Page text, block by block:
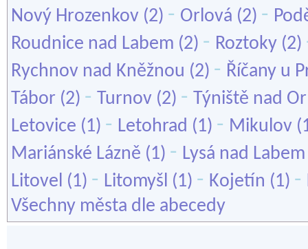
Nový Hrozenkov (2) - Orlová (2) -
Roudnice nad Labem (2) - Roztoky (2)
Rychnov nad Kněžnou (2) - Říčany u
Tábor (2) - Turnov (2) - Týniště nad
Letovice (1) - Letohrad (1) - Mikulov
Mariánské Lázně (1) - Lysá nad Labem
Litovel (1) - Litomyšl (1) - Kojetín (1) -
Všechny města dle abecedy